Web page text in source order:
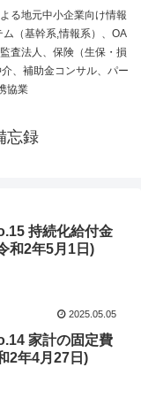
る地元中小企業向け情報
（基幹系,情報系）、OA
査法人、保険（生保・損
、補助金コンサル、パー
協業
忘録
持続化給付金
和2年5月1日)
2025.05.05
家計の固定費
2年4月27日)